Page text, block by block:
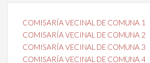
COMISARÍA VECINAL DE COMUNA 1
COMISARÍA VECINAL DE COMUNA 2
COMISARÍA VECINAL DE COMUNA 3
COMISARÍA VECINAL DE COMUNA 4